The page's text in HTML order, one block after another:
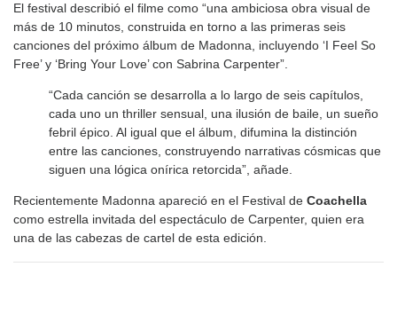
El festival describió el filme como “una ambiciosa obra visual de
más de 10 minutos, construida en torno a las primeras seis
canciones del próximo álbum de Madonna, incluyendo ‘I Feel So
Free’ y ‘Bring Your Love’ con Sabrina Carpenter”.
“Cada canción se desarrolla a lo largo de seis capítulos,
cada uno un thriller sensual, una ilusión de baile, un sueño
febril épico. Al igual que el álbum, difumina la distinción
entre las canciones, construyendo narrativas cósmicas que
siguen una lógica onírica retorcida”, añade.
Recientemente Madonna apareció en el Festival de Coachella
como estrella invitada del espectáculo de Carpenter, quien era
una de las cabezas de cartel de esta edición.